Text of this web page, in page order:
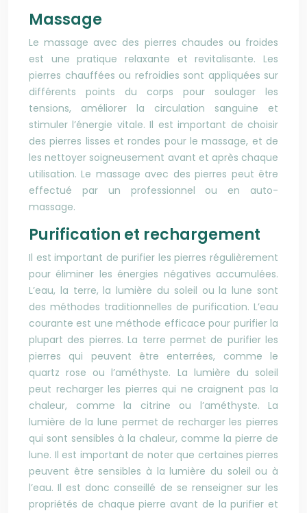
Massage
Le massage avec des pierres chaudes ou froides
est une pratique relaxante et revitalisante. Les
pierres chauffées ou refroidies sont appliquées sur
différents points du corps pour soulager les
tensions, améliorer la circulation sanguine et
stimuler l’énergie vitale. Il est important de choisir
des pierres lisses et rondes pour le massage, et de
les nettoyer soigneusement avant et après chaque
utilisation. Le massage avec des pierres peut être
effectué par un professionnel ou en auto-
massage.
Purification et rechargement
Il est important de purifier les pierres régulièrement
pour éliminer les énergies négatives accumulées.
L’eau, la terre, la lumière du soleil ou la lune sont
des méthodes traditionnelles de purification. L’eau
courante est une méthode efficace pour purifier la
plupart des pierres. La terre permet de purifier les
pierres qui peuvent être enterrées, comme le
quartz rose ou l’améthyste. La lumière du soleil
peut recharger les pierres qui ne craignent pas la
chaleur, comme la citrine ou l’améthyste. La
lumière de la lune permet de recharger les pierres
qui sont sensibles à la chaleur, comme la pierre de
lune. Il est important de noter que certaines pierres
peuvent être sensibles à la lumière du soleil ou à
l’eau. Il est donc conseillé de se renseigner sur les
propriétés de chaque pierre avant de la purifier et